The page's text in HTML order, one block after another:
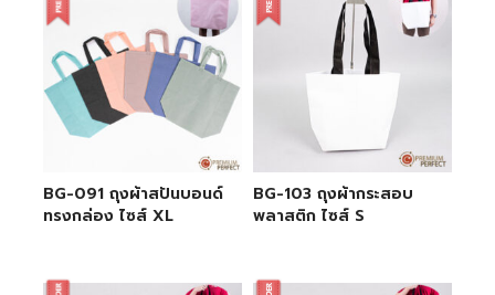
BG-091 ถุงผ้าสปันบอนด์
ทรงกล่อง ไซส์ XL
BG-103 ถุงผ้ากระสอบ
พลาสติก ไซส์ S